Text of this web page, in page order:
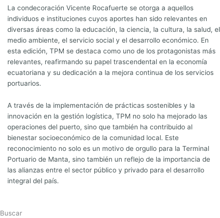
La condecoración Vicente Rocafuerte se otorga a aquellos
individuos e instituciones cuyos aportes han sido relevantes en
diversas áreas como la educación, la ciencia, la cultura, la salud, el
medio ambiente, el servicio social y el desarrollo económico. En
esta edición, TPM se destaca como uno de los protagonistas más
relevantes, reafirmando su papel trascendental en la economía
ecuatoriana y su dedicación a la mejora continua de los servicios
portuarios.
A través de la implementación de prácticas sostenibles y la
innovación en la gestión logística, TPM no solo ha mejorado las
operaciones del puerto, sino que también ha contribuido al
bienestar socioeconómico de la comunidad local. Este
reconocimiento no solo es un motivo de orgullo para la Terminal
Portuario de Manta, sino también un reflejo de la importancia de
las alianzas entre el sector público y privado para el desarrollo
integral del país.
Buscar